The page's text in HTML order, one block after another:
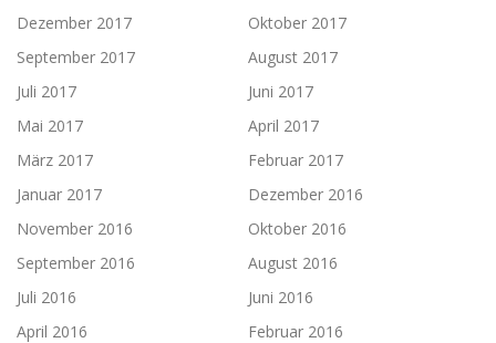
Dezember 2017
Oktober 2017
September 2017
August 2017
Juli 2017
Juni 2017
Mai 2017
April 2017
März 2017
Februar 2017
Januar 2017
Dezember 2016
November 2016
Oktober 2016
September 2016
August 2016
Juli 2016
Juni 2016
April 2016
Februar 2016